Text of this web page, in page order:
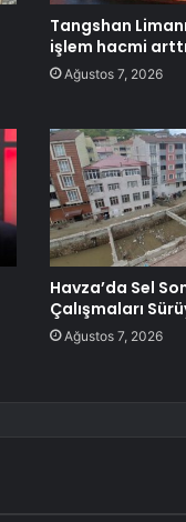
Tangshan
işlem hacmi arttı
Ağustos 7, 2026
Havza’da Sel
Çalışmaları
Ağustos 7, 2026